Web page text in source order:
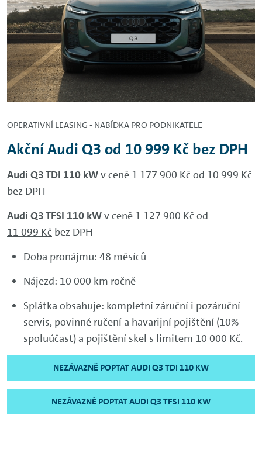
OPERATIVNÍ LEASING - NABÍDKA PRO PODNIKATELE
Akční Audi Q3 od 10 999 Kč bez DPH
Audi Q3 TDI 110 kWv ceně 1 177 900 Kč od 10 999 Kč
bez DPH
Audi Q3 TFSI 110 kWv ceně 1 127 900 Kč od
11 099 Kč bez DPH
Doba pronájmu: 48 měsíců
Nájezd: 10 000 km ročně
Splátka obsahuje: kompletní záruční i pozáruční
servis, povinné ručení a havarijní pojištění (10%
spoluúčast) a pojištění skel s limitem 10 000 Kč.
NEZÁVAZNĚ POPTAT AUDI Q3 TDI 110 KW
NEZÁVAZNĚ POPTAT AUDI Q3 TFSI 110 KW